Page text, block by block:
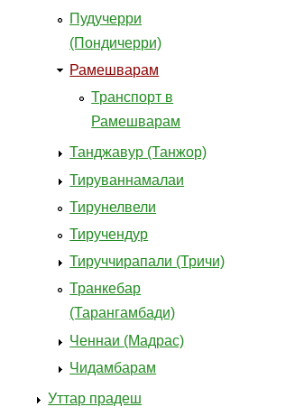
Пудучерри
(Пондичерри)
Рамешварам
Транспорт в
Рамешварам
Танджавур (Танжор)
Тируваннамалаи
Тирунелвели
Тиручендур
Тируччирапали (Тричи)
Транкебар
(Тарангамбади)
Ченнаи (Мадрас)
Чидамбарам
Уттар прадеш